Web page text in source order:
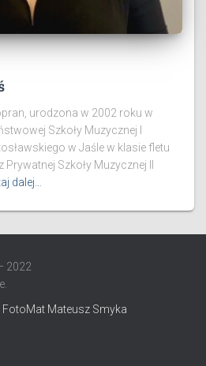
urodzona w 2002 roku w
Szkoły Muzycznej I
w Jaśle w klasie fletu
Szkoły Muzycznej II
dalej…
2022
FotoMat Mateusz Smyka